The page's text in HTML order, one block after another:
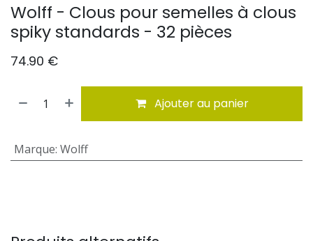
Wolff - Clous pour semelles à clous
spiky standards - 32 pièces
74.90 €
Ajouter au panier
Marque: Wolff